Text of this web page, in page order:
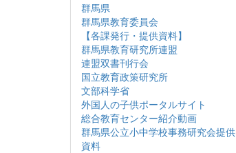
群馬県
群馬県教育委員会
【各課発行・提供資料】
群馬県教育研究所連盟
連盟双書刊行会
国立教育政策研究所
文部科学省
外国人の子供ポータルサイト
総合教育センター紹介動画
群馬県公立小中学校事務研究会提供
資料